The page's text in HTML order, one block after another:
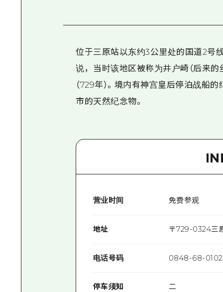
位于三原站以东约3公里处的国道2号
说，当时该地区被称为井户崎（后来的
（729年）。境内有神宫皇后停泊战船
市的天然纪念物。
营业时间 免费参观
地址 〒729-0324三
电话号码 0848-68-0102
停车须知 二